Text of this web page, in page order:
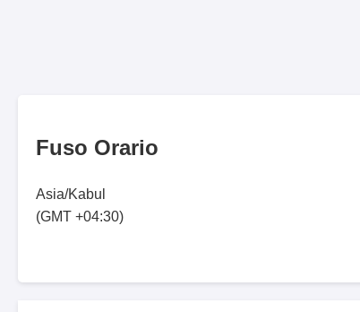
Fuso Orario
Asia/Kabul
(GMT +04:30)